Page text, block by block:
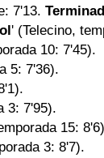
7'13.
' (Telecino,
10: 7'45).
5: 7'36).
3: 7'95).
15:
3: 8'7).